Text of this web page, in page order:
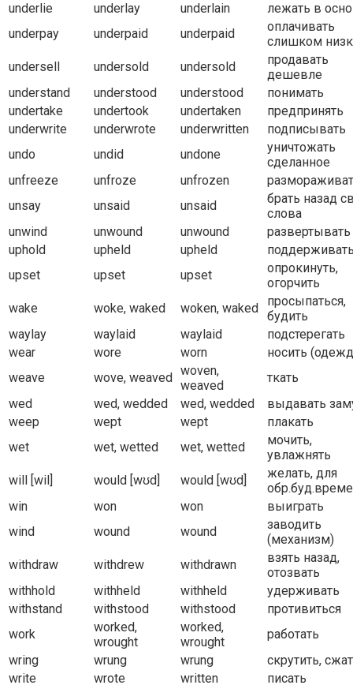
underlie
underlay underlain
лежать в
underpay
underpaid underpaid
оплачивать
слишком
undersell
undersold undersold
продавать
дешевле
understand
understood understood
понимать
undertake
undertook undertaken
предпринять
underwrite
underwrote underwritten
подписывать
undo
undid undone
уничтожать
сделанное
unfreeze
unfroze unfrozen
unsay
unsaid unsaid
брать назад
слова
unwind
unwound unwound
развертывать
uphold
upheld upheld
upset
upset upset
опрокинуть,
огорчить
wake
woke, waked woken, waked
просыпаться,
будить
waylay
waylaid waylaid
подстерегать
wear
wore worn
носить
weave
wove, weaved
woven,
weaved
ткать
wed
wed, wedded wed, wedded
выдавать
weep
wept wept
плакать
wet
wet, wetted wet, wetted
мочить,
увлажнять
will [wil]
would [wʊd] would [wʊd]
желать, для
win
won won
выиграть
wind
wound wound
заводить
(механизм)
withdraw
withdrew withdrawn
взять назад,
отозвать
withhold
withheld withheld
удерживать
withstand
withstood withstood
противиться
work
worked,
wrought
worked,
wrought
работать
wring
wrung wrung
скрутить,
write
wrote written
писать